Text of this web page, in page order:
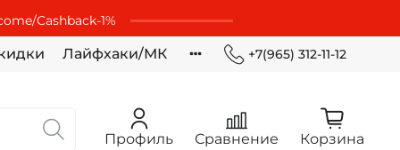
Cashbaсk-1%
Лайфхаки/МК +7(965) 312-11-12
Профиль Сравнение Корзина